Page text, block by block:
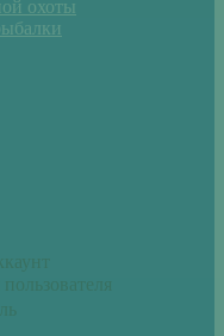
охоты